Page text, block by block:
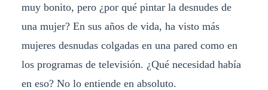
muy bonito, pero ¿por qué pintar la desnudes de
una mujer? En sus años de vida, ha visto más
mujeres desnudas colgadas en una pared como en
los programas de televisión. ¿Qué necesidad había
en eso? No lo entiende en absoluto.